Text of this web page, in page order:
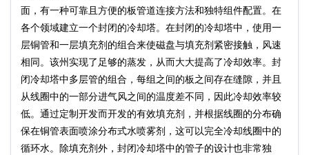
面，有一种可靠且方便的板管道连接方法和独特组件配置。在
各个领域建立一个封闭的冷却塔。在封闭的冷却塔中，使用一
层铜管和一层填充剂的组合来使磁盘与填充剂紧密接触，风速
相同。该州实现了足够的蒸发，从而大大提高了冷却效率。封
闭冷却塔中多层管的组合，每组之间的板之间存在缝隙，并且
从线圈中的一部分进气风之间的温度差不同，因此冷却效率较
低。通过定制开发而开发的有效填充剂，并根据线圈的分布确
保在铜管表面喷涂分布式水喷雾剂，这可以完全冷却线圈中的
循环水。除填充剂外，封闭冷却塔中的管子的设计也非常独